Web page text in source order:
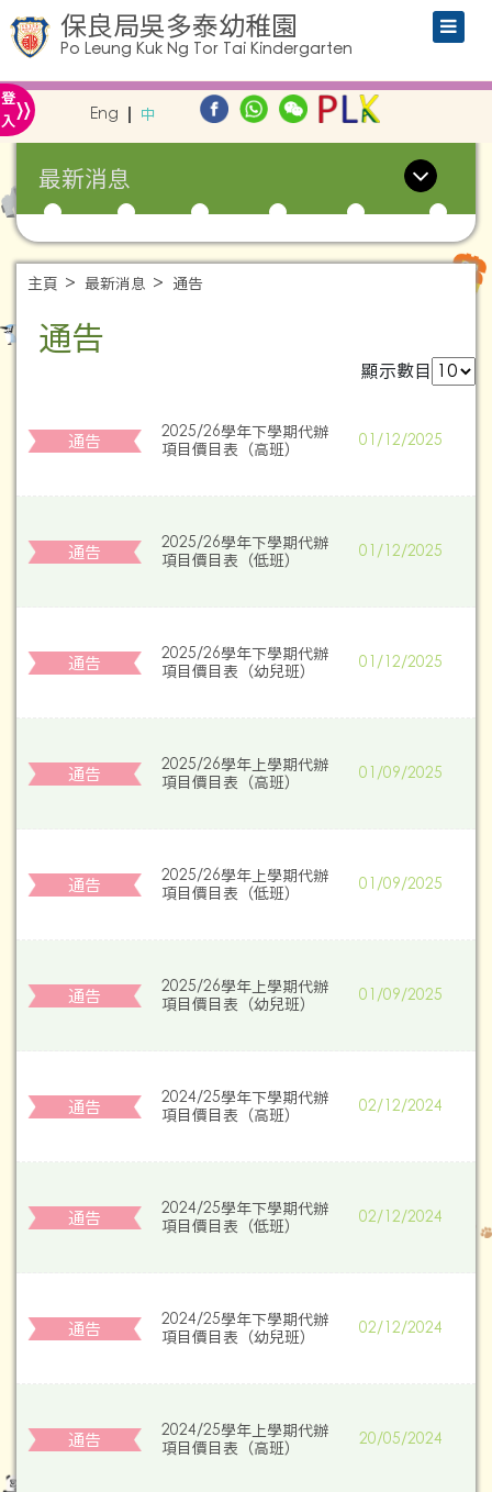
保良局吳多泰幼稚園
Po Leung Kuk Ng Tor Tai Kindergarten
登
入» Eng 中
最新消息
主頁 最新消息 通告
通告
顯示數目
通告
2025/26學年下學期代辦
項⽬價⽬表（高班）
01/12/2025
通告
2025/26學年下學期代辦
項⽬價⽬表（低班）
01/12/2025
通告
2025/26學年下學期代辦
項⽬價⽬表（幼兒班）
01/12/2025
通告
2025/26學年上學期代辦
項⽬價⽬表（高班）
01/09/2025
通告
2025/26學年上學期代辦
項⽬價⽬表（低班）
01/09/2025
通告
2025/26學年上學期代辦
項⽬價⽬表（幼兒班）
01/09/2025
通告
2024/25學年下學期代辦
項⽬價⽬表（⾼班）
02/12/2024
通告
2024/25學年下學期代辦
項⽬價⽬表（低班）
02/12/2024
通告
2024/25學年下學期代辦
項⽬價⽬表（幼兒班）
02/12/2024
通告
2024/25學年上學期代辦
項⽬價⽬表（高班）
20/05/2024